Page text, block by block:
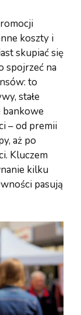
koszty i
skupiać się
spojrzeć na
to
stałe
bankowe
– od premii
aż po
Kluczem
kilku
pasują